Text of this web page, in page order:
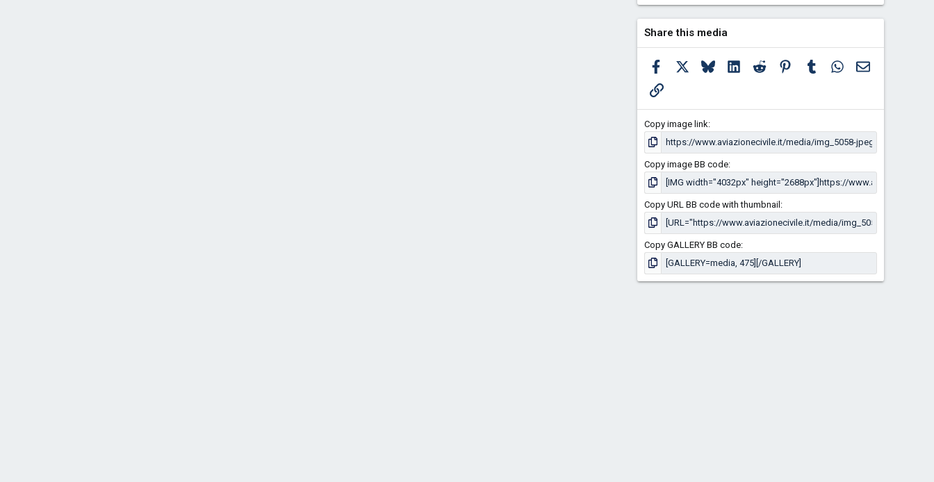
Share this media
Facebook Bluesky LinkedInReddit PinterestTumblrWhatsApp
Email
Link
Copy image link
Copy image BB code
Copy URL BB code with thumbnail
Copy GALLERY BB code